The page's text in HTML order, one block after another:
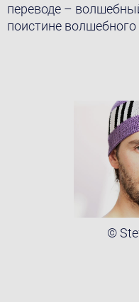
переводе –
поистине волшебного
©